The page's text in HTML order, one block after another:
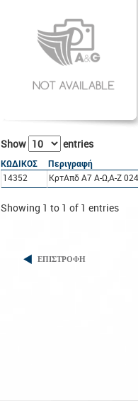
Show entries
ΚΩΔΙΚΟΣ
Περιγραφή
14352
ΚρτΑπδ A7 Α-Ω,Α-Ζ
Showing 1 to 1 of 1 entries
ΕΠΙΣΤΡΟΦΗ